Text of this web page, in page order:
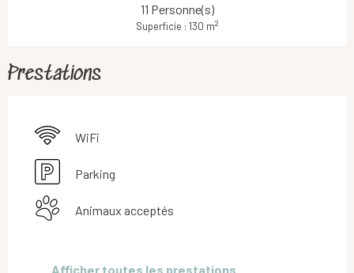
11 Personne(s)
Superficie : 130 m2
Prestations
WiFi
Parking
Animaux acceptés
Afficher toutes les prestations